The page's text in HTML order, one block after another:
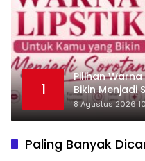
1
Pilihan
Bikin Menjadi
8 Agustus 2026
Paling Banyak